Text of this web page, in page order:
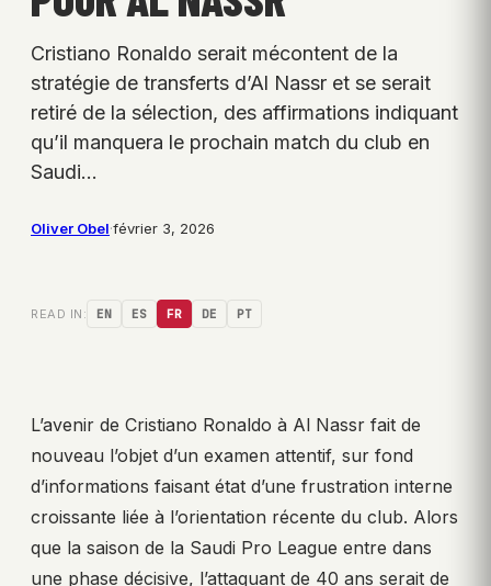
Cristiano Ronaldo serait mécontent de la
stratégie de transferts d’Al Nassr et se serait
retiré de la sélection, des affirmations indiquant
qu’il manquera le prochain match du club en
Saudi…
Oliver Obel·février 3, 2026
READ IN: EN ES FR DE PT
L’avenir de Cristiano Ronaldo à Al Nassr fait de
nouveau l’objet d’un examen attentif, sur fond
d’informations faisant état d’une frustration interne
croissante liée à l’orientation récente du club. Alors
que la saison de la Saudi Pro League entre dans
une phase décisive, l’attaquant de 40 ans serait de